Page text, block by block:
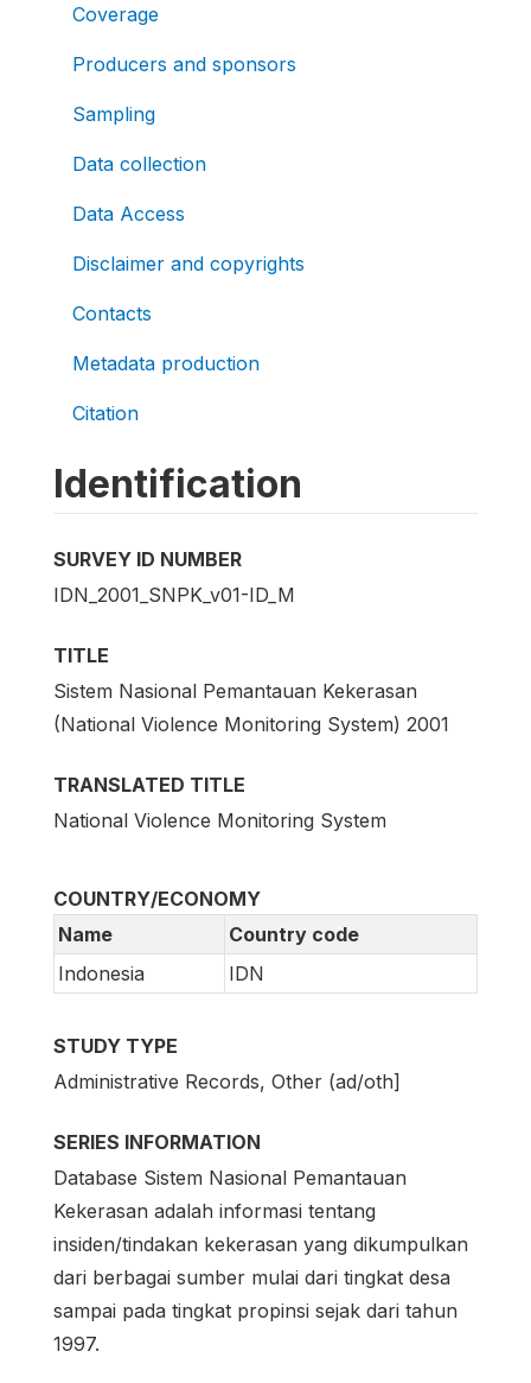
Coverage
Producers and sponsors
Sampling
Data collection
Data Access
Disclaimer and copyrights
Contacts
Metadata production
Citation
Identification
SURVEY ID NUMBER
IDN_2001_SNPK_v01-ID_M
TITLE
Sistem Nasional Pemantauan Kekerasan
(National Violence Monitoring System) 2001
TRANSLATED TITLE
National Violence Monitoring System
COUNTRY/ECONOMY
Name
Country code
Indonesia
IDN
STUDY TYPE
Administrative Records, Other (ad/oth]
SERIES INFORMATION
Database Sistem Nasional Pemantauan
Kekerasan adalah informasi tentang
insiden/tindakan kekerasan yang dikumpulkan
dari berbagai sumber mulai dari tingkat desa
sampai pada tingkat propinsi sejak dari tahun
1997.